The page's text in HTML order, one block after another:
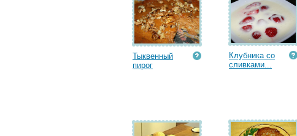
Тыквенный
пирог
Клубника со
сливками...